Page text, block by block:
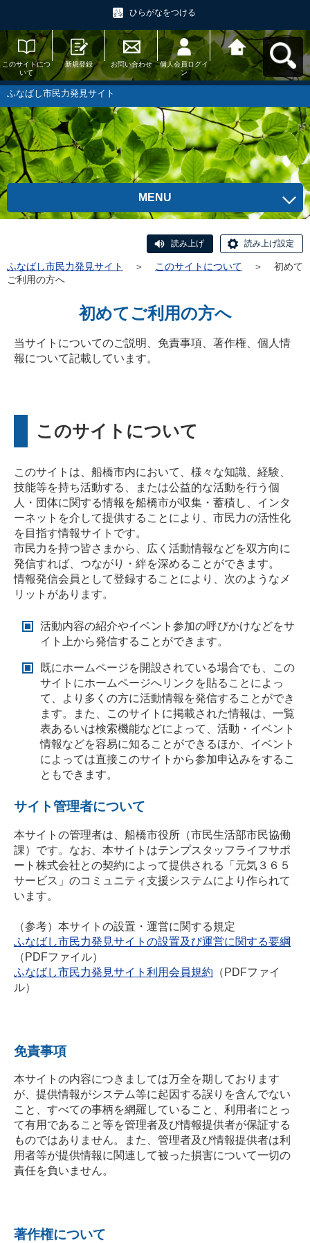
ひらがなをつける
このサイトにつ
いて
新規登録 お問い合わせ
個人会員ログイ
ン
ふなばし市民力
発見サイトへ戻
る
ふなばし市民力発見サイト
MENU
読み上げ 読み上げ設定
ふなばし市民力発見サイト ＞ このサイトについて ＞
初めて
ご利用の方へ
初めてご利用の方へ
当サイトについてのご説明、免責事項、著作権、個人情
報について記載しています。
このサイトについて
このサイトは、船橋市内において、様々な知識、経験、
技能等を持ち活動する、または公益的な活動を行う個
人・団体に関する情報を船橋市が収集・蓄積し、インタ
ーネットを介して提供することにより、市民力の活性化
を目指す情報サイトです。
市民力を持つ皆さまから、広く活動情報などを双方向に
発信すれば、つながり・絆を深めることができます。
情報発信会員として登録することにより、次のようなメ
リットがあります。
活動内容の紹介やイベント参加の呼びかけなどをサ
イト上から発信することができます。
既にホームページを開設されている場合でも、この
サイトにホームページへリンクを貼ることによっ
て、より多くの方に活動情報を発信することができ
ます。また、このサイトに掲載された情報は、一覧
表あるいは検索機能などによって、活動・イベント
情報などを容易に知ることができるほか、イベント
によっては直接このサイトから参加申込みをするこ
ともできます。
サイト管理者について
本サイトの管理者は、船橋市役所（市民生活部市民協働
課）です。なお、本サイトはテンプスタッフライフサポ
ート株式会社との契約によって提供される「元気３６５
サービス」のコミュニティ支援システムにより作られて
います。
（参考）本サイトの設置・運営に関する規定
ふなばし市民力発見サイトの設置及び運営に関する要綱
（PDFファイル）
ふなばし市民力発見サイト利用会員規約 （PDFファイ
ル）
免責事項
本サイトの内容につきましては万全を期しております
が、提供情報がシステム等に起因する誤りを含んでない
こと、すべての事柄を網羅していること、利用者にとっ
て有用であること等を管理者及び情報提供者が保証する
ものではありません。また、管理者及び情報提供者は利
用者等が提供情報に関連して被った損害について一切の
責任を負いません。
著作権について